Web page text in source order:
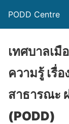
PODD Centre
เทศบาลเ
ความรู้ เรื่
สาธารณะ
(PODD)